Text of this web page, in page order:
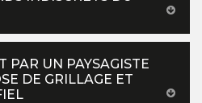
PAR UN PAYSAGISTE
DE GRILLAGE ET